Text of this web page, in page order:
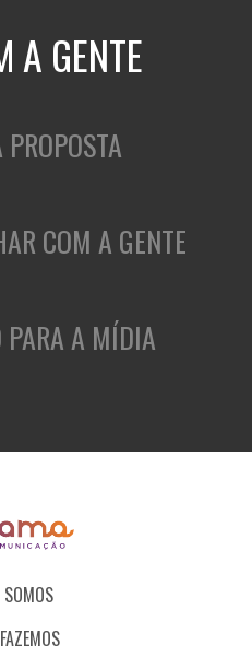
A GENTE
COM A GENTE
PARA A MÍDIA
SOMOS